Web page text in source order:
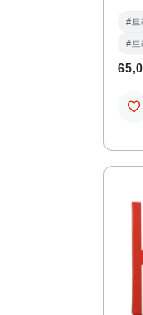
#트
#트